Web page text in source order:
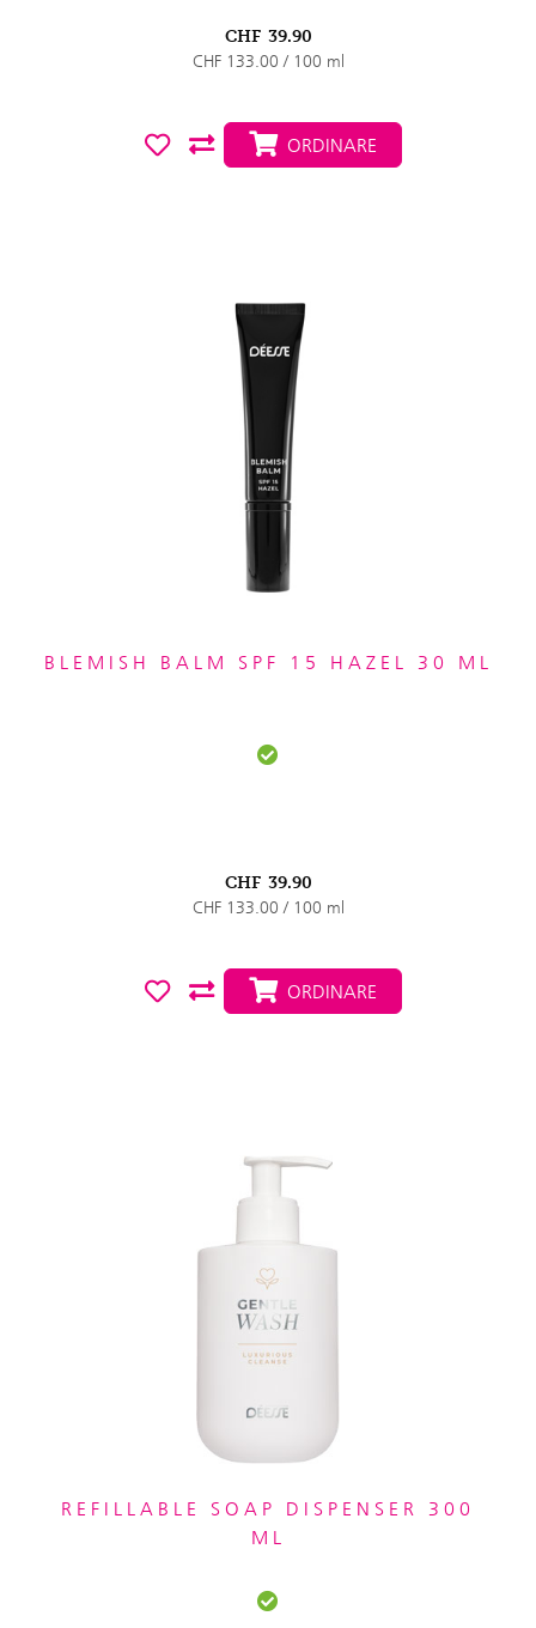
CHF 39.90
CHF 133.00 / 100 ml
ORDINARE
BLEMISH BALM SPF 15 HAZEL 30 ML
CHF 39.90
CHF 133.00 / 100 ml
ORDINARE
REFILLABLE SOAP DISPENSER 300
ML